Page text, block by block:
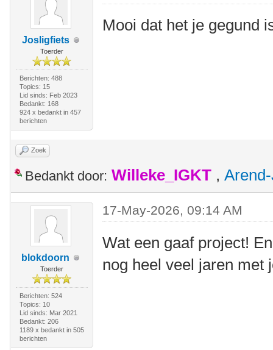
Josligfiets
Toerder
Berichten: 488
Topics: 15
Lid sinds: Feb 2023
Bedankt: 168
924 x bedankt in 457
berichten
Mooi dat het je gegund
Zoek
Bedankt door: Willeke_IGKT ,
blokdoorn
Toerder
Berichten: 524
Topics: 10
Lid sinds: Mar 2021
Bedankt: 206
1189 x bedankt in 505
berichten
17-May-2026, 09:14 AM
Wat een gaaf project!
nog heel veel jaren met